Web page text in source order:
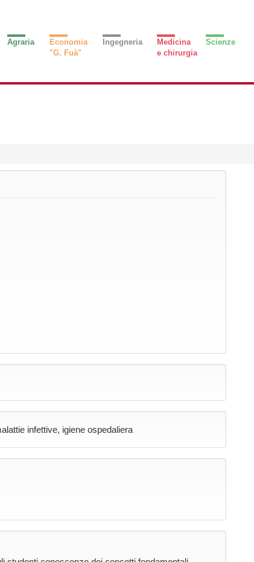
Agraria
Economia
"G. Fuà"
Ingegneria
Medicina
e chirurgia
Scienze
infettive, igiene ospedaliera